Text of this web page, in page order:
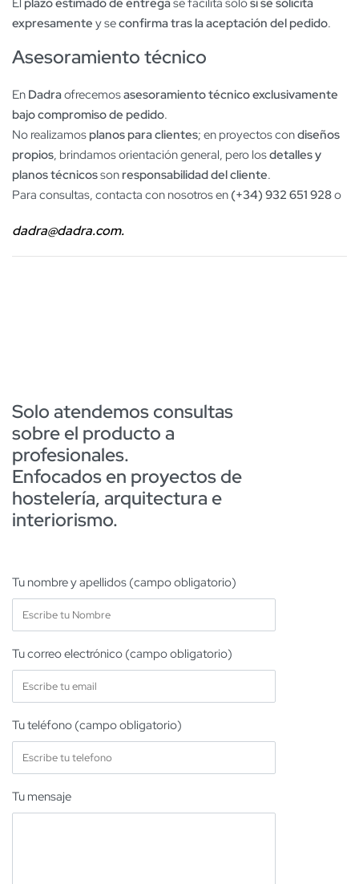
El plazo estimado de entregase facilita solosi se solicita
expresamente y seconfirma tras la aceptación del pedido.
Asesoramiento técnico
En Dadraofrecemosasesoramiento técnico exclusivamente
bajo compromiso de pedido.
No realizamos planos para clientes; en proyectos condiseños
propios, brindamos orientación general, pero losdetalles y
planos técnicosson responsabilidad del cliente.
Para consultas, contacta con nosotros en (+34) 932 651 928o
dadra@dadra.com.
Solo atendemos consultas
sobre el producto a
profesionales.
Enfocados en proyectos de
hostelería, arquitectura e
interiorismo.
Tu nombre y apellidos (campo obligatorio)
Tu correo electrónico (campo obligatorio)
Tu teléfono (campo obligatorio)
Tu mensaje